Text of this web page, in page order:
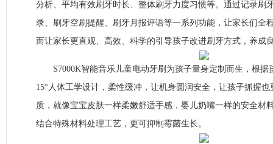
分析、平均有效刷牙时长、整体刷牙力度习惯等。通过记录刷
录、刷牙空刷提醒、刷牙月报评语等一系列功能，让家长们全
而让家长更直观、高效、科学的引导孩子改进刷牙方式，养成
S7000K智能音乐儿童电动牙刷为孩子量身定制而生，根据
15°人体工学设计，柔性缓冲，让机身圆润安全，让孩子抓握
质，就像宝宝皮肤一样柔嫩舒适手感，婴儿奶嘴一样的安全材
结合特殊材料处理工艺，更可抑制霉菌生长。